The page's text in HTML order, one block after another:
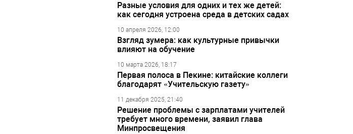
Разные условия для одних и тех же детей:
как сегодня устроена среда в детских садах
10 апреля 2026, 12:00
Взгляд зумера: как культурные привычки
влияют на обучение
10 марта 2026, 18:17
Первая полоса в Пекине: китайские коллеги
благодарят «Учительскую газету»
11 декабря 2025, 21:40
Решение проблемы с зарплатами учителей
требует много времени, заявил глава
Минпросвещения